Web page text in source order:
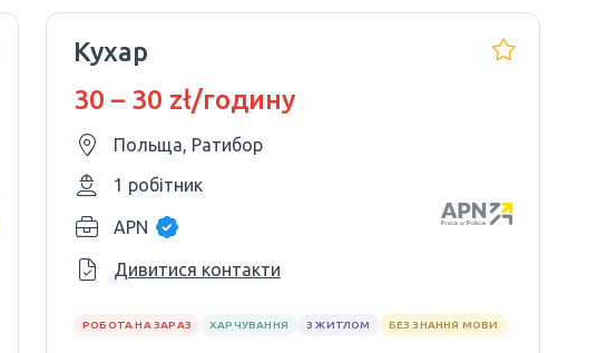
Кухар
30 – 30 zł/годину
Польща, Ратибор
1 робітник
APN
Дивитися контакти
РОБОТА НА ЗАРАЗ ХАРЧУВАННЯ З ЖИТЛОМ БЕЗ ЗНАННЯ МОВИ